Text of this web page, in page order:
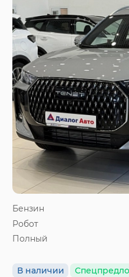
Бензин
Робот
Полный
В наличии